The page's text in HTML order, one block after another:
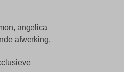
angelica
afwerking.